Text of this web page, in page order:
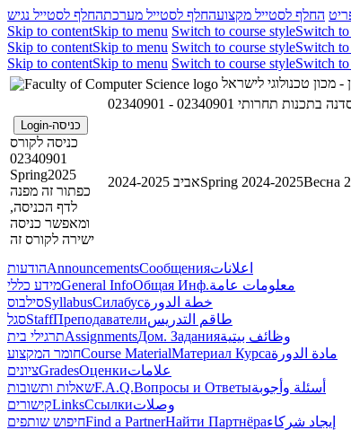
החלף לסטייל מקצועהחלף לסטייל מערכתהחלף לסטייל נגיש
Skip to contentSkip to menu Switch to course styleSwitch
Skip to contentSkip to menu Switch to course styleSwitch
Skip to contentSkip to menu Switch to course styleSwitch
- סדנה בתכנות תחרותי
כניסה-Login
כניסה לקורס
02340901
Spring2025
כפתור זה מפנה
לדף הכניסה,
ומאפשר כניסה
ישירה לקורס זה
אביב 2024-2025Spring 2024-2025Весна
הודעותAnnouncementsСообщенияاعلانات
מידע כלליGeneral InfoОбщая Инф.معلومات عامة
סילבוסSyllabusСилабусخطة الدورة
סגלStaffПреподавателиطاقم التدريس
תרגילי ביתAssignmentsДом. Заданияوظائف بيتية
חומר המקצועCourse MaterialМатериал Курсаمادة الدورة
ציוניםGradesОценкиعلامات
שאלות ותשובותF.A.Q.Вопросы и Ответыأسئلة وأجوبة
קישוריםLinksСсылкиوصلات
חיפוש שותפיםFind a PartnerНайти Партнёраإيجاد شركاء